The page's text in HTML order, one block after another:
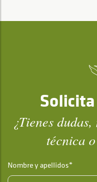
¿Tienes
técnica
Nombre y apellidos*